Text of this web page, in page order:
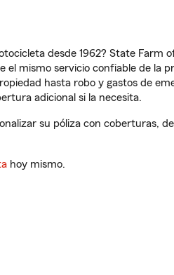
desde 1962? State
mismo servicio confiable de la
hasta robo y gastos de
adicional si la necesita.
su póliza con coberturas,
hoy mismo.